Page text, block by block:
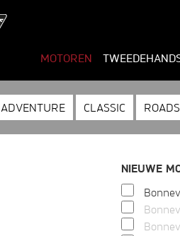
MOTOREN
ADVENTURE CLASSIC
NIEUWE